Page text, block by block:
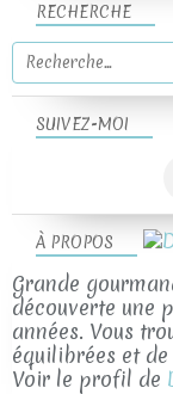
SUIVEZ-MOI
RECHERCHE
À PROPOS
Grande
découverte une
années. Vous
équilibrées et de
Voir le profil de